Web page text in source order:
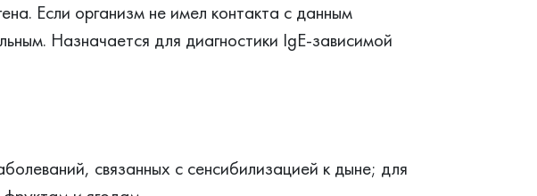
Если организм не имел контакта с данным
Назначается для диагностики IgE-зависимой
связанных с сенсибилизацией к дыне; для